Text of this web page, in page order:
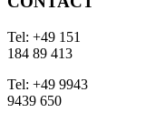
Tel: +49 151
184 89 413
Tel: +49 9943
9439 650